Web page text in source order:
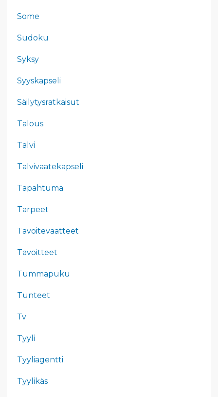
Some
Sudoku
Syksy
Syyskapseli
Säilytysratkaisut
Talous
Talvi
Talvivaatekapseli
Tapahtuma
Tarpeet
Tavoitevaatteet
Tavoitteet
Tummapuku
Tunteet
Tv
Tyyli
Tyyliagentti
Tyylikäs